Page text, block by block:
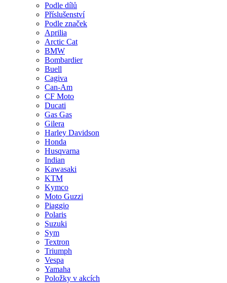
Podle dílů
Příslušenství
Podle značek
Aprilia
Arctic Cat
BMW
Bombardier
Buell
Cagiva
Can-Am
CF Moto
Ducati
Gas Gas
Gilera
Harley Davidson
Honda
Husqvarna
Indian
Kawasaki
KTM
Kymco
Moto Guzzi
Piaggio
Polaris
Suzuki
Sym
Textron
Triumph
Vespa
Yamaha
Položky v akcích